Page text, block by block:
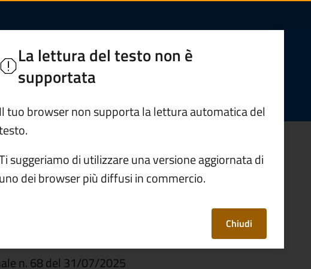
IDROGEOLOGICO
Servizi
IDROGEOLOGICO LOC. VALPAGHERA
VALPAGHERA
n. 68 del 31/07/2025
La lettura del testo non è
supportata
Il tuo browser non supporta la lettura automatica del
suggeriamo di utilizzare una versione aggiornata di
uno dei browser più diffusi in commercio.
Chiudi